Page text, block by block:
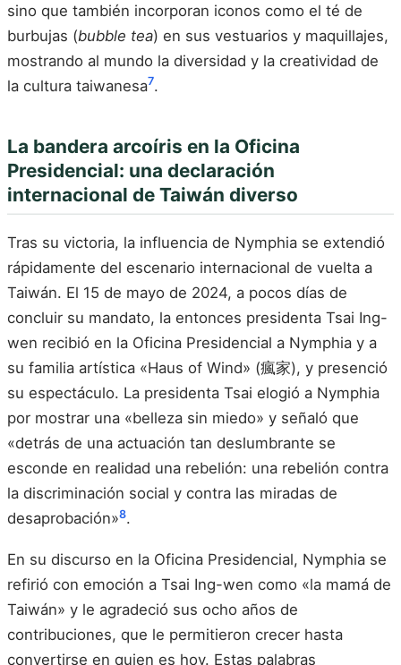
sino que también incorporan iconos como el té de
burbujas (bubble tea) en sus vestuarios y maquillajes,
mostrando al mundo la diversidad y la creatividad de
la cultura taiwanesa7.
La bandera arcoíris en la Oficina
Presidencial: una declaración
internacional de Taiwán diverso
Tras su victoria, la influencia de Nymphia se extendió
rápidamente del escenario internacional de vuelta a
Taiwán. El 15 de mayo de 2024, a pocos días de
concluir su mandato, la entonces presidenta Tsai Ing-
wen recibió en la Oficina Presidencial a Nymphia y a
su familia artística «Haus of Wind» (瘋家), y presenció
su espectáculo. La presidenta Tsai elogió a Nymphia
por mostrar una «belleza sin miedo» y señaló que
«detrás de una actuación tan deslumbrante se
esconde en realidad una rebelión: una rebelión contra
la discriminación social y contra las miradas de
desaprobación»8.
En su discurso en la Oficina Presidencial, Nymphia se
refirió con emoción a Tsai Ing-wen como «la mamá de
Taiwán» y le agradeció sus ocho años de
contribuciones, que le permitieron crecer hasta
convertirse en quien es hoy. Estas palabras